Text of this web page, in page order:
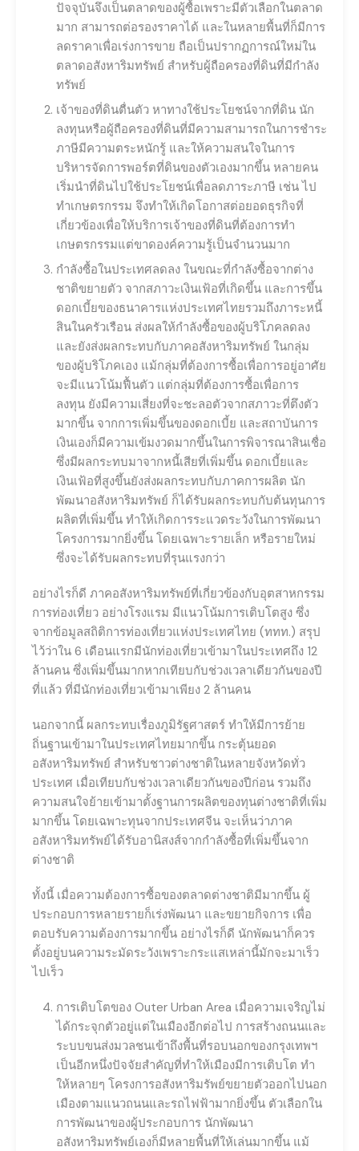
ปัจจุบันจึงเป็นตลาดของผู้ซื้อเพราะมีตัวเลือกในตลาด
มาก สามารถต่อรองราคาได้ และในหลายพื้นที่ก็มีการ
ลดราคาเพื่อเร่งการขาย ถือเป็นปรากฏการณ์ใหม่ใน
ตลาดอสังหาริมทรัพย์ สำหรับผู้ถือครองที่ดินที่มีกำลัง
ทรัพย์
เจ้าของที่ดินตื่นตัว หาทางใช้ประโยชน์จากที่ดิน นัก
ลงทุนหรือผู้ถือครองที่ดินที่มีความสามารถในการชำระ
ภาษีมีความตระหนักรู้ และให้ความสนใจในการ
บริหารจัดการพอร์ตที่ดินของตัวเองมากขึ้น หลายคน
เริ่มนำที่ดินไปใช้ประโยชน์เพื่อลดภาระภาษี เช่น ไป
ทำเกษตรกรรม จึงทำให้เกิดโอกาสต่อยอดธุรกิจที่
เกี่ยวข้องเพื่อให้บริการเจ้าของที่ดินที่ต้องการทำ
เกษตรกรรมแต่ขาดองค์ความรู้เป็นจำนวนมาก
กำลังซื้อในประเทศลดลง ในขณะที่กำลังซื้อจากต่าง
ชาติขยายตัว จากสภาวะเงินเฟ้อที่เกิดขึ้น และการขึ้น
ดอกเบี้ยของธนาคารแห่งประเทศไทยรวมถึงภาระหนี้
สินในครัวเรือน ส่งผลให้กำลังซื้อของผู้บริโภคลดลง
และยังส่งผลกระทบกับภาคอสังหาริมทรัพย์ ในกลุ่ม
ของผู้บริโภคเอง แม้กลุ่มที่ต้องการซื้อเพื่อการอยู่อาศัย
จะมีแนวโน้มฟื้นตัว แต่กลุ่มที่ต้องการซื้อเพื่อการ
ลงทุน ยังมีความเสี่ยงที่จะชะลอตัวจากสภาวะที่ตึงตัว
มากขึ้น จากการเพิ่มขึ้นของดอกเบี้ย และสถาบันการ
เงินเองก็มีความเข้มงวดมากขึ้นในการพิจารณาสินเชื่อ
ซึ่งมีผลกระทบมาจากหนี้เสียที่เพิ่มขึ้น ดอกเบี้ยและ
เงินเฟ้อที่สูงขึ้นยังส่งผลกระทบกับภาคการผลิต นัก
พัฒนาอสังหาริมทรัพย์ ก็ได้รับผลกระทบกับต้นทุนการ
ผลิตที่เพิ่มขึ้น ทำให้เกิดการระแวดระวังในการพัฒนา
โครงการมากยิ่งขึ้น โดยเฉพาะรายเล็ก หรือรายใหม่
ซึ่งจะได้รับผลกระทบที่รุนแรงกว่า
อย่างไรก็ดี ภาคอสังหาริมทรัพย์ที่เกี่ยวข้องกับอุตสาหกรรม
การท่องเที่ยว อย่างโรงแรม มีแนวโน้มการเติบโตสูง ซึ่ง
จากข้อมูลสถิติการท่องเที่ยวแห่งประเทศไทย (ททท.) สรุป
ไว้ว่าใน 6 เดือนแรกมีนักท่องเที่ยวเข้ามาในประเทศถึง 12
ล้านคน ซึ่งเพิ่มขึ้นมากหากเทียบกับช่วงเวลาเดียวกันของปี
ที่แล้ว ที่มีนักท่องเที่ยวเข้ามาเพียง 2 ล้านคน
นอกจากนี้ ผลกระทบเรื่องภูมิรัฐศาสตร์ ทำให้มีการย้าย
ถิ่นฐานเข้ามาในประเทศไทยมากขึ้น กระตุ้นยอด
อสังหาริมทรัพย์ สำหรับชาวต่างชาติในหลายจังหวัดทั่ว
ประเทศ เมื่อเทียบกับช่วงเวลาเดียวกันของปีก่อน รวมถึง
ความสนใจย้ายเข้ามาตั้งฐานการผลิตของทุนต่างชาติที่เพิ่ม
มากขึ้น โดยเฉพาะทุนจากประเทศจีน จะเห็นว่าภาค
อสังหาริมทรัพย์ได้รับอานิสงส์จากกำลังซื้อที่เพิ่มขึ้นจาก
ต่างชาติ
ทั้งนี้ เมื่อความต้องการซื้อของตลาดต่างชาติมีมากขึ้น ผู้
ประกอบการหลายรายก็เร่งพัฒนา และขยายกิจการ เพื่อ
ตอบรับความต้องการมากขึ้น อย่างไรก็ดี นักพัฒนาก็ควร
ตั้งอยู่บนความระมัดระวังเพราะกระแสเหล่านี้มักจะมาเร็ว
ไปเร็ว
การเติบโตของ Outer Urban Area เมื่อความเจริญไม่
ได้กระจุกตัวอยู่แต่ในเมืองอีกต่อไป การสร้างถนนและ
ระบบขนส่งมวลชนเข้าถึงพื้นที่รอบนอกของกรุงเทพฯ
เป็นอีกหนึ่งปัจจัยสำคัญที่ทำให้เมืองมีการเติบโต ทำ
ให้หลายๆ โครงการอสังหาริมรัพย์ขยายตัวออกไปนอก
เมืองตามแนวถนนและรถไฟฟ้ามากยิ่งขึ้น ตัวเลือกใน
การพัฒนาของผู้ประกอบการ นักพัฒนา
อสังหาริมทรัพย์เองก็มีหลายพื้นที่ให้เล่นมากขึ้น แม้